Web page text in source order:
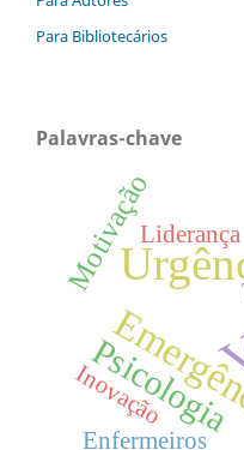
Para Bibliotecários
Palavras-chave
Psicologia
Motivação
Inovação
Enfermeiros
Liderança